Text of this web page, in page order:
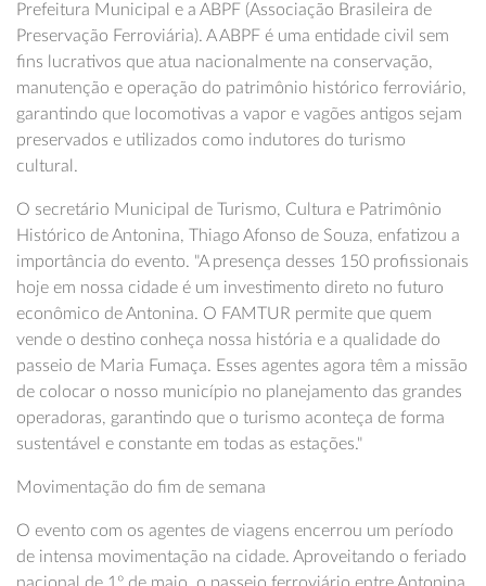
Prefeitura Municipal e a ABPF (Associação Brasileira de
Preservação Ferroviária). A ABPF é uma entidade civil sem
fins lucrativos que atua nacionalmente na conservação,
manutenção e operação do patrimônio histórico ferroviário,
garantindo que locomotivas a vapor e vagões antigos sejam
preservados e utilizados como indutores do turismo
cultural.
O secretário Municipal de Turismo, Cultura e Patrimônio
Histórico de Antonina, Thiago Afonso de Souza, enfatizou a
importância do evento. "A presença desses 150 profissionais
hoje em nossa cidade é um investimento direto no futuro
econômico de Antonina. O FAMTUR permite que quem
vende o destino conheça nossa história e a qualidade do
passeio de Maria Fumaça. Esses agentes agora têm a missão
de colocar o nosso município no planejamento das grandes
operadoras, garantindo que o turismo aconteça de forma
sustentável e constante em todas as estações."
Movimentação do fim de semana
O evento com os agentes de viagens encerrou um período
de intensa movimentação na cidade. Aproveitando o feriado